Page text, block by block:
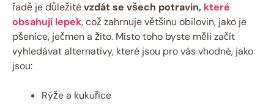
řadě je důležitévzdát se všech potravin, které
obsahují lepek, což ⁢zahrnuje většinu obilovin, jako ‌je
⁣pšenice, ječmen a žito.‍ Místo‌ toho byste měli začít
vyhledávat alternativy, které jsou pro vás ​vhodné,⁤ jako
jsou:
Rýže ‍a kukuřice